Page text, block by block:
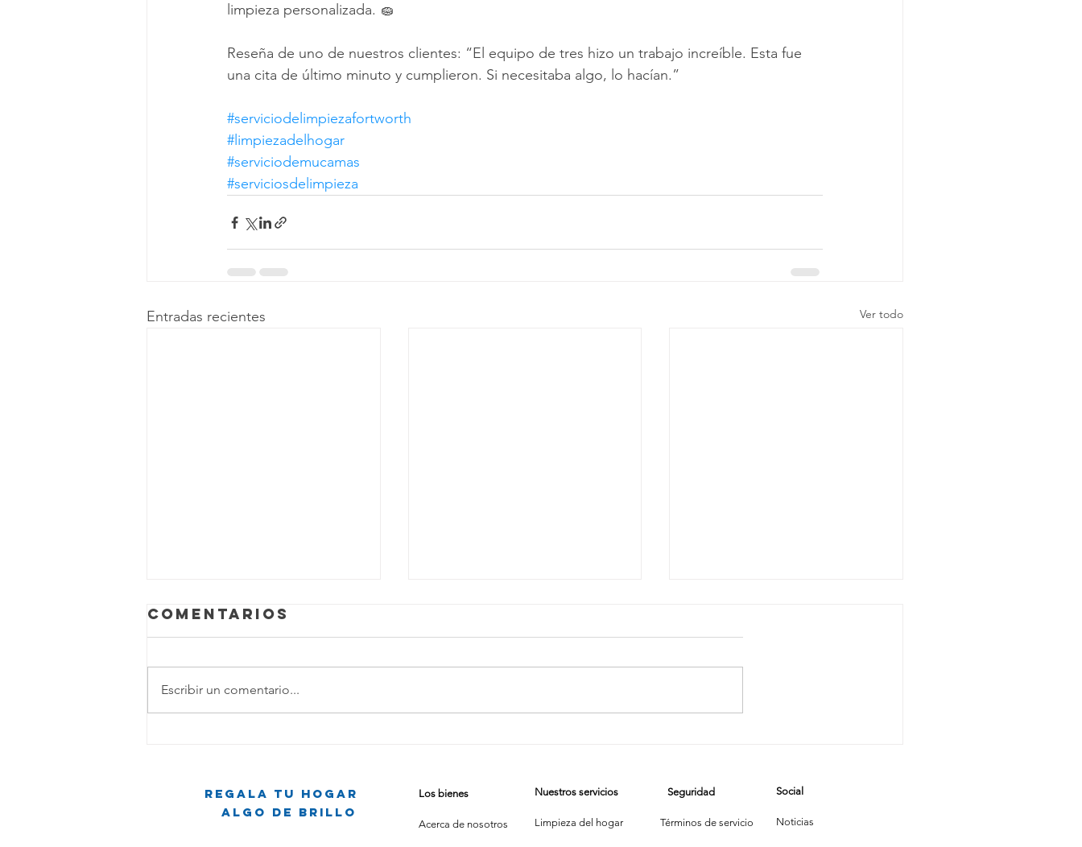
limpieza personalizada. 🧽
Reseña de uno de nuestros clientes: “El equipo de tres hizo un trabajo increíble. Esta fue
una cita de último minuto y cumplieron. Si necesitaba algo, lo hacían.”
#serviciodelimpiezafortworth
#limpiezadelhogar
#serviciodemucamas
#serviciosdelimpieza
Entradas recientes Ver todo
se Convierte
en Comedia
la Tecnología
se Enfrenta al
Más Bonito?
Comentarios
Escribir un comentario...
Regala tu hogar
Algo de brillo
Los bienes
Acerca de nosotros
Nuestros servicios
Limpieza del hogar
Seguridad
Términos de servicio
Social
Noticias